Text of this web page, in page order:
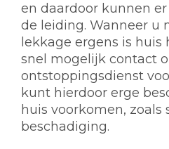
en daardoor kunnen
de leiding. Wanneer u
lekkage ergens is huis
snel mogelijk contact
ontstoppingsdienst
kunt hierdoor erge
huis voorkomen, zoals
beschadiging.